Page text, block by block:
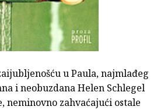
u Paula, najmlađeg
i neobuzdana Helen Schlegel
neminovno zahvaćajući ostale